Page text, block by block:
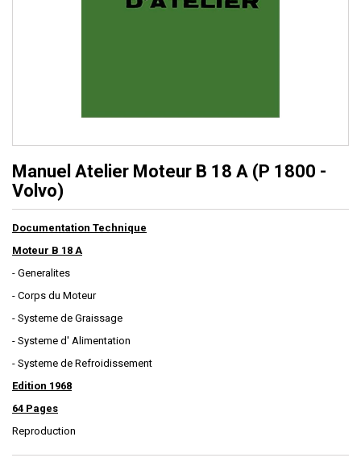
Manuel Atelier Moteur B 18 A (P 1800 -
Volvo)
Documentation Technique
Moteur B 18 A
- Generalites
- Corps du Moteur
- Systeme de Graissage
- Systeme d' Alimentation
- Systeme de Refroidissement
Edition 1968
64 Pages
Reproduction